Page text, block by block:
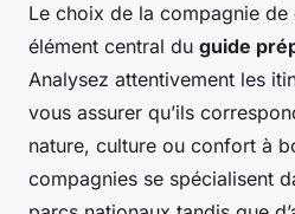
Le choix de la compagnie
élément central du guide
Analysez attentivement les
vous assurer qu’ils
nature, culture ou confort à
compagnies se spécialisent